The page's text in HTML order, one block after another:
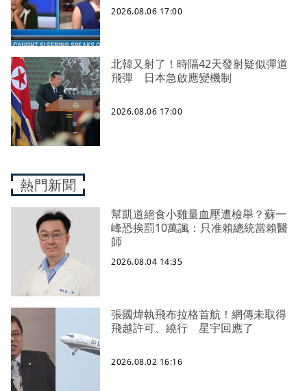
2026.08.06 17:00
北韓又射了！時隔42天發射疑似彈道
飛彈 日本急啟應變機制
2026.08.06 17:00
熱門新聞
幫凱道絕食小雞量血壓遭檢舉？蘇一
峰恐挨罰10萬諷：只准賴總統當賴醫
師
2026.08.04 14:35
張國煒執飛布拉格首航！網傳未取得
飛越許可、繞行 星宇回應了
2026.08.02 16:16